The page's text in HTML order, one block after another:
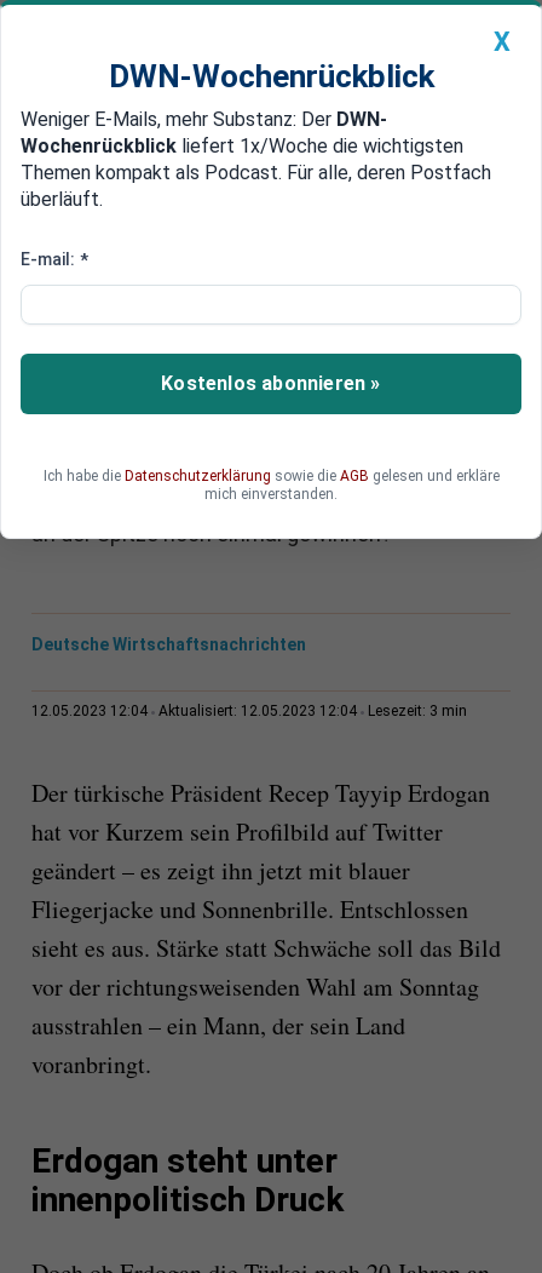
Newsticker MEIN DWN: Geldanlage Premium
Edelmetalle DWN-Magazin China
Schicksalswahl in der Türkei:
vor der Abwahl?
Erdogan ist der einflussreichste Politiker seit
Staatsgründer Mustafa Kemal Atatürk, doch
bezeichnen die Abstimmung am Sonntag als
„Schicksalswahl“. Kann Erdogan nach 20 Jahren
an der Spitze noch einmal gewinnen?
Deutsche Wirtschaftsnachrichten
12.05.2023 12:04 Aktualisiert: 12.05.2023 12:04 Lesezeit: 3 min
Der türkische Präsident Recep Tayyip Erdogan
hat vor Kurzem sein Profilbild auf Twitter
geändert – es zeigt ihn jetzt mit blauer
Fliegerjacke und Sonnenbrille. Entschlossen
sieht es aus. Stärke statt Schwäche soll das Bild
vor der richtungsweisenden Wahl am Sonntag
ausstrahlen – ein Mann, der sein Land
voranbringt.
Erdogan steht unter
innenpolitisch Druck
X
DWN-Wochenrückblick
Weniger E-Mails, mehr Substanz: Der DWN-
Wochenrückblick liefert 1x/Woche die wichtigsten
Themen kompakt als Podcast. Für alle, deren Postfach
überläuft.
E-mail: *
Kostenlos abonnieren »
Ich habe die Datenschutzerklärung sowie die AGB gelesen und erkläre
mich einverstanden.